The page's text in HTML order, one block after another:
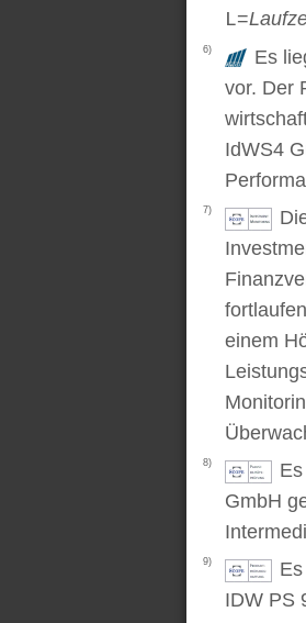
L=
6)
Es
vor. Der
IdWS4
7)
einem
8)
GmbH
9)
IDW PS